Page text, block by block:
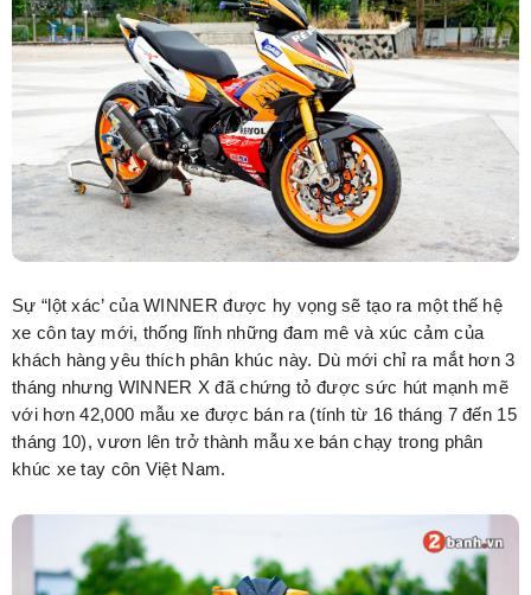
Sự “lột xác’ của WINNER được hy vọng sẽ tạo ra một thế hệ
xe côn tay mới, thống lĩnh những đam mê và xúc cảm của
khách hàng yêu thích phân khúc này. Dù mới chỉ ra mắt hơn 3
tháng nhưng WINNER X đã chứng tỏ được sức hút mạnh mẽ
với hơn 42,000 mẫu xe được bán ra (tính từ 16 tháng 7 đến 15
tháng 10), vươn lên trở thành mẫu xe bán chạy trong phân
khúc xe tay côn Việt Nam.